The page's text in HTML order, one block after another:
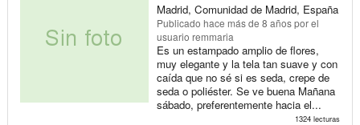
Madrid, Comunidad de Madrid, España
Publicado hace más de 8 añospor el
usuario remmaria
Es un estampado amplio de flores,
muy elegante y la tela tan suave y con
caída que no sé si es seda, crepe de
seda o poliéster. Se ve buena Mañana
sábado, preferentemente hacia el...
1324 lecturas